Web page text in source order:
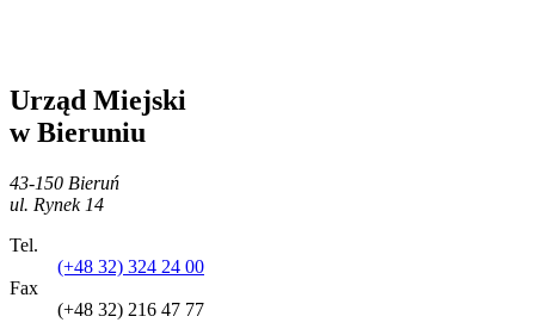
Urząd Miejski
w Bieruniu
43-150 Bieruń
ul. Rynek 14
Tel.
(+48 32) 324 24 00
Fax
(+48 32) 216 47 77